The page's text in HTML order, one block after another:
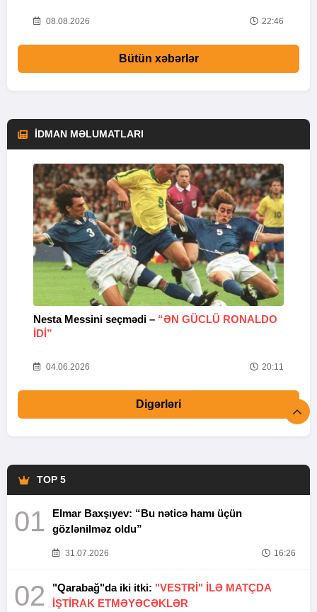
08.08.2026 22:46
Bütün xəbərlər
İDMAN MƏLUMATLARI
Nesta Messini seçmədi – “ƏN GÜCLÜ RONALDO
IDI”
04.06.2026 20:11
Digərləri
TOP 5
01
Elmar Baxşıyev: “Bu nəticə hamı üçün
gözlənilməz oldu”
31.07.2026 16:26
02 "Qarabağ"da iki itki: "VESTRİ" İLƏ MATÇDA
İŞTİRAK ETMƏYƏCƏKLƏR